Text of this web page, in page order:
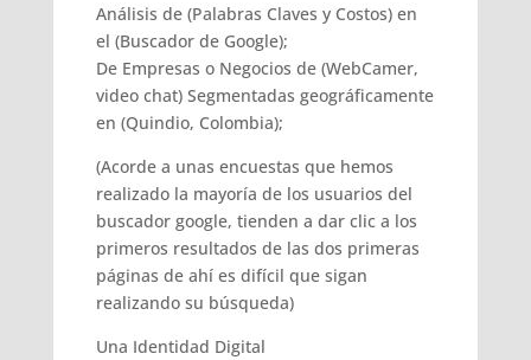
Análisis de (Palabras Claves y Costos) en
el (Buscador de Google);
De Empresas o Negocios de (WebCamer,
video chat) Segmentadas geográficamente
en (Quindio, Colombia);
(Acorde a unas encuestas que hemos
realizado la mayoría de los usuarios del
buscador google, tienden a dar clic a los
primeros resultados de las dos primeras
páginas de ahí es difícil que sigan
realizando su búsqueda)
Una Identidad Digital